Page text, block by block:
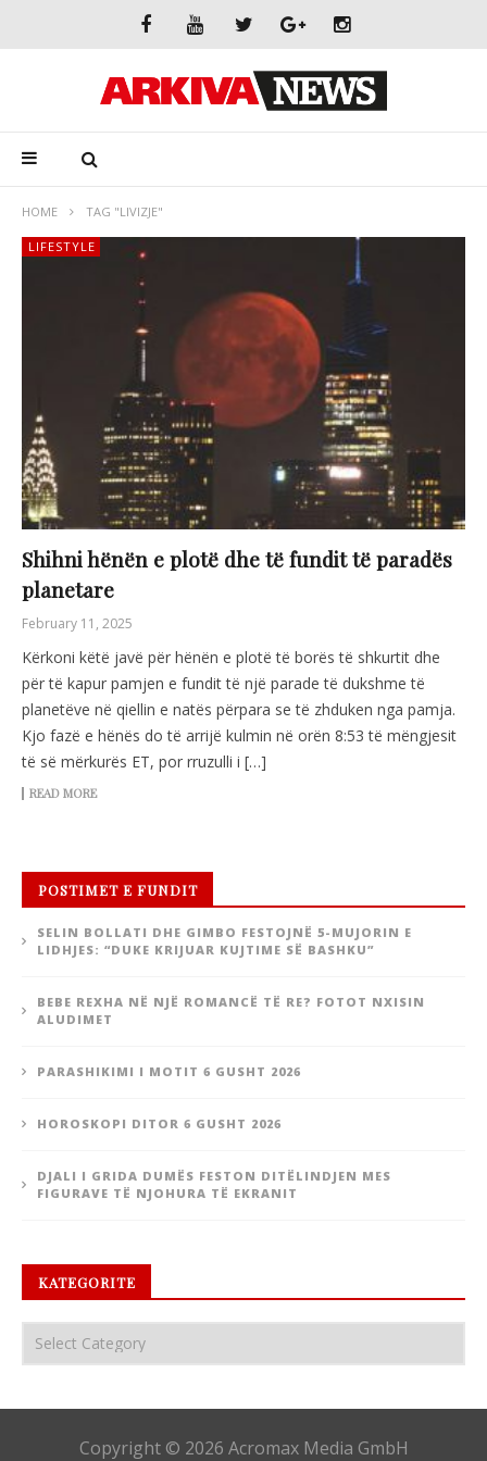
HOME TAG "LIVIZJE"
LIFESTYLE
Shihni hënën e plotë dhe të fundit të paradës
planetare
February 11, 2025
Kërkoni këtë javë për hënën e plotë të borës të shkurtit dhe
për të kapur pamjen e fundit të një parade të dukshme të
planetëve në qiellin e natës përpara se të zhduken nga pamja.
Kjo fazë e hënës do të arrijë kulmin në orën 8:53 të mëngjesit
të së mërkurës ET, por rruzulli i […]
READ MORE
POSTIMET E FUNDIT
SELIN BOLLATI DHE GIMBO FESTOJNË 5-MUJORIN E
LIDHJES: “DUKE KRIJUAR KUJTIME SË BASHKU”
BEBE REXHA NË NJË ROMANCË TË RE? FOTOT NXISIN
ALUDIMET
PARASHIKIMI I MOTIT 6 GUSHT 2026
HOROSKOPI DITOR 6 GUSHT 2026
DJALI I GRIDA DUMËS FESTON DITËLINDJEN MES
FIGURAVE TË NJOHURA TË EKRANIT
KATEGORITE
Copyright © 2026 Acromax Media GmbH